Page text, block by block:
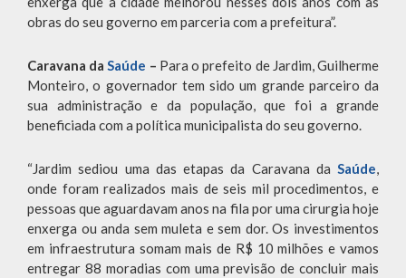
obras do seu governo em parceria com a prefeitura”.
Caravana daSaúde – Para o prefeito de Jardim, Guilherme
Monteiro, o governador tem sido um grande parceiro da
sua administração e da população, que foi a grande
beneficiada com a política municipalista do seu governo.
“Jardim sediou uma das etapas da Caravana da Saúde,
onde foram realizados mais de seis mil procedimentos, e
pessoas que aguardavam anos na fila por uma cirurgia hoje
enxerga ou anda sem muleta e sem dor. Os investimentos
em infraestrutura somam mais de R$ 10 milhões e vamos
entregar 88 moradias com uma previsão de concluir mais